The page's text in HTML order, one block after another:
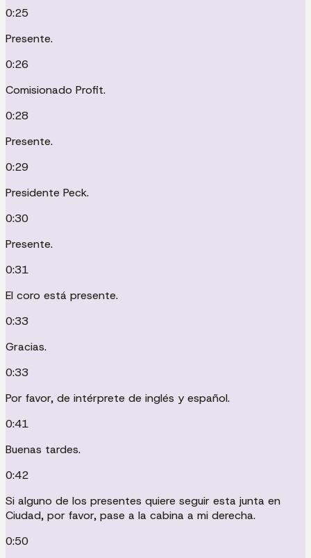
0:25
Presente.
0:26
Comisionado Profit.
0:28
Presente.
0:29
Presidente Peck.
0:30
Presente.
0:31
El coro está presente.
0:33
Gracias.
0:33
Por favor, de intérprete de inglés y español.
0:41
Buenas tardes.
0:42
Si alguno de los presentes quiere seguir esta junta en
Ciudad, por favor, pase a la cabina a mi derecha.
0:50